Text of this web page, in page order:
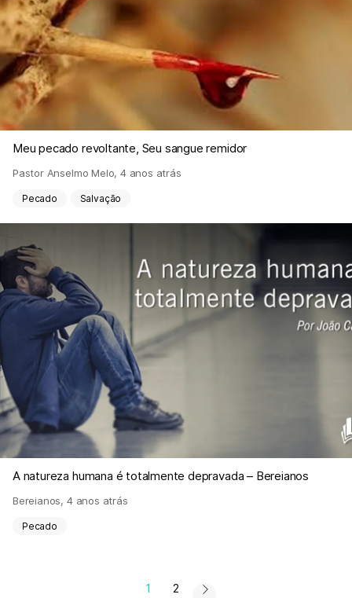
Meu pecado revoltante, Seu sangue remidor
Pastor Anselmo Melo, 4 anos atrás
Pecado Salvação
A natureza humana é totalmente depravada – Bereianos
Bereianos, 4 anos atrás
Pecado
1 2